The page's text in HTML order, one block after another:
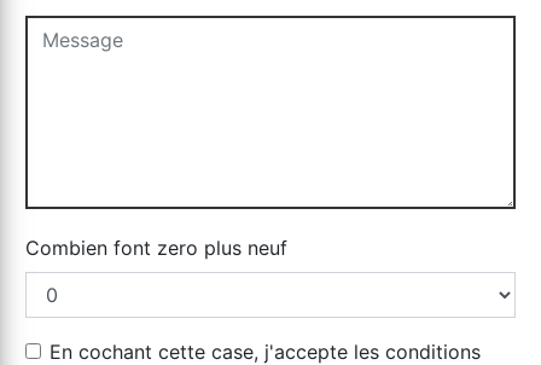
Combien font zero plus neuf
En cochant cette case, j'accepte les conditions